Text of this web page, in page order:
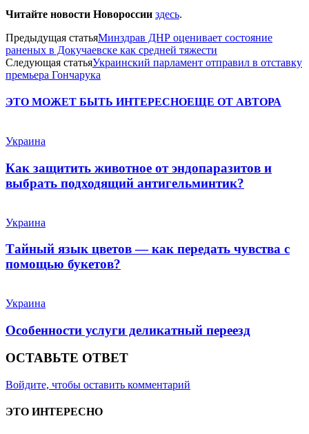
Читайте новости Новороссии здесь.
Предыдущая статьяМинздрав ДНР оценивает состояние
раненых в Докучаевске как средней тяжести
Следующая статьяУкраинский парламент отправил в отставку
премьера Гончарука
ЭТО МОЖЕТ БЫТЬ ИНТЕРЕСНОЕЩЕ ОТ АВТОРА
Украина
Как защитить животное от эндопаразитов и
выбрать подходящий антигельминтик?
Украина
Тайный язык цветов — как передать чувства с
помощью букетов?
Украина
Особенности услуги деликатный переезд
ОСТАВЬТЕ ОТВЕТ
Войдите, чтобы оставить комментарий
ЭТО ИНТЕРЕСНО